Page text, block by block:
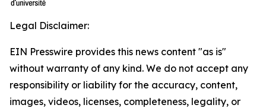
Legal Disclaimer:
EIN Presswire provides this news content "as is"
without warranty of any kind. We do not accept any
responsibility or liability for the accuracy, content,
images, videos, licenses, completeness, legality, or